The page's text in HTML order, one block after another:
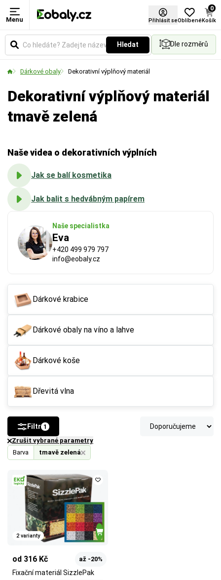
Menu Přihlásit seOblíbené
0
Košík
Hledat Dle rozměrů
Dárkové obaly Dekorativní výplňový materiál
Dekorativní výplňový materiál
tmavě zelená
Naše specialistka
Eva
+420 499 979 797
info@eobaly.cz
Naše videa o dekorativních výplních
Jak se balí kosmetika
Jak balit s hedvábným papírem
Dárkové krabice
Dárkové obaly na víno a lahve
Dárkové koše
Dřevitá vlna
Barva tmavě zelená
Zrušit vybrané parametry
Filtr 1
2 varianty
od 316 Kč až -20%
Fixační materiál SizzlePak
Barva
Vyberte si barevné provedení obalů a balicích
Materiál
Zvolte typ materiálu podle požadované pevnosti,
Použití
Určuje způsob aplikace fólie. Vyberte si variantu
Certifikace FSC®
FSC® (Forest Stewardship Council) zaručuje, že
použitý papír nebo karton pochází z odpovědně a
udržitelně spravovaných lesů. Výrobky s tímto
označením podporují šetrné hospodaření
s přírodními zdroji.